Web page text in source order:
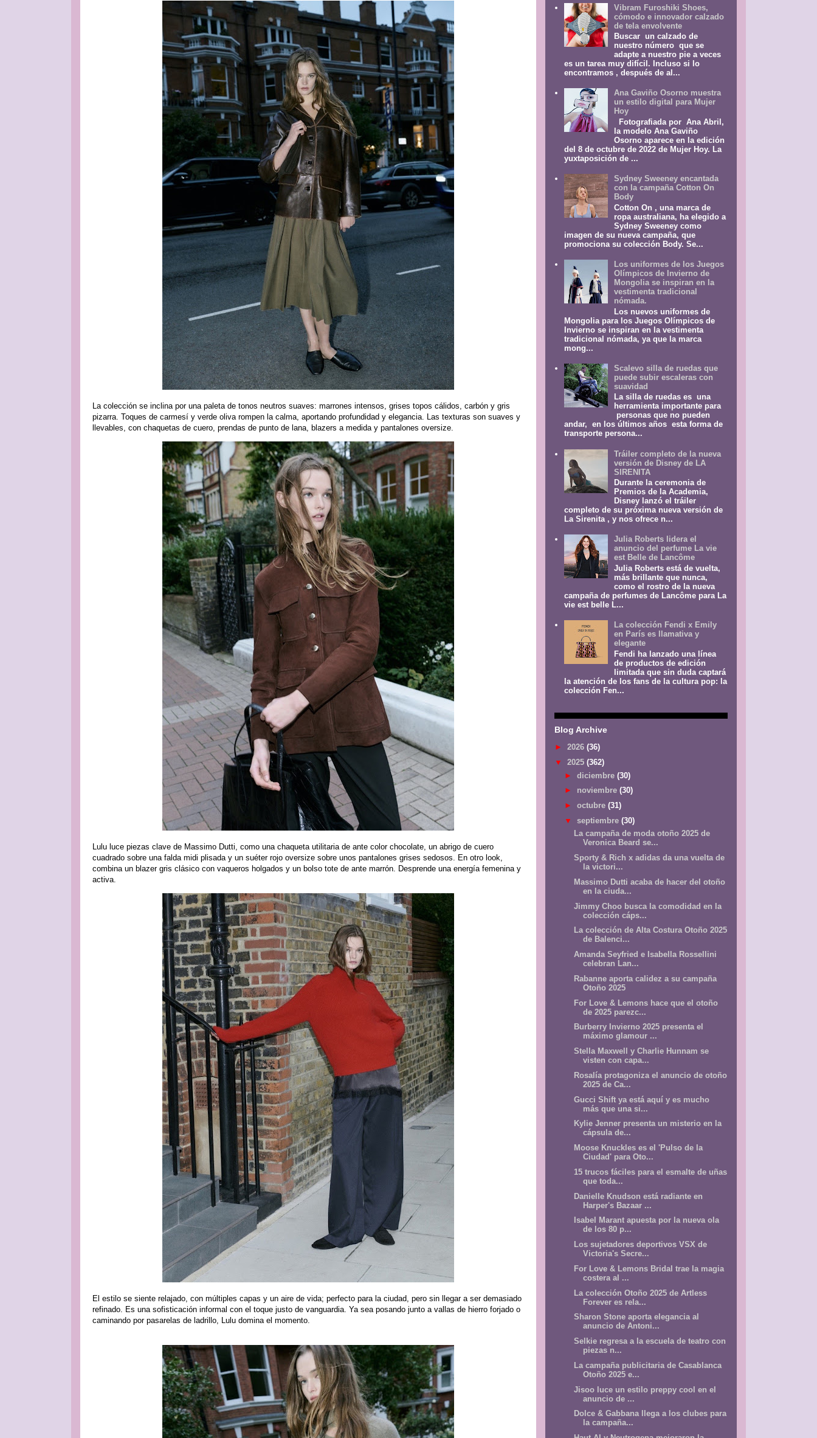
La colección se inclina por una paleta de tonos neutros suaves: marrones intensos, grises topos cálidos, carbón y gris
pizarra. Toques de carmesí y verde oliva rompen la calma, aportando profundidad y elegancia. Las texturas son suaves y
llevables, con chaquetas de cuero, prendas de punto de lana, blazers a medida y pantalones oversize.
Lulu luce piezas clave de Massimo Dutti, como una chaqueta utilitaria de ante color chocolate, un abrigo de cuero
cuadrado sobre una falda midi plisada y un suéter rojo oversize sobre unos pantalones grises sedosos. En otro look,
combina un blazer gris clásico con vaqueros holgados y un bolso tote de ante marrón. Desprende una energía femenina y
activa.
El estilo se siente relajado, con múltiples capas y un aire de vida; perfecto para la ciudad, pero sin llegar a ser demasiado
refinado. Es una sofisticación informal con el toque justo de vanguardia. Ya sea posando junto a vallas de hierro forjado o
caminando por pasarelas de ladrillo, Lulu domina el momento.
Vibram Furoshiki Shoes,
cómodo e innovador calzado
de tela envolvente
Buscar un calzado de
nuestro número que se
adapte a nuestro pie a veces
es un tarea muy difícil. Incluso si lo
encontramos , después de al...
Ana Gaviño Osorno muestra
un estilo digital para Mujer
Hoy
Fotografiada por Ana Abril,
la modelo Ana Gaviño
Osorno aparece en la edición
del 8 de octubre de 2022 de Mujer Hoy. La
yuxtaposición de ...
Sydney Sweeney encantada
con la campaña Cotton On
Body
Cotton On , una marca de
ropa australiana, ha elegido a
Sydney Sweeney como
imagen de su nueva campaña, que
promociona su colección Body. Se...
Los uniformes de los Juegos
Olímpicos de Invierno de
Mongolia se inspiran en la
vestimenta tradicional
nómada.
Los nuevos uniformes de
Mongolia para los Juegos Olímpicos de
Invierno se inspiran en la vestimenta
tradicional nómada, ya que la marca
mong...
Scalevo silla de ruedas que
puede subir escaleras con
suavidad
La silla de ruedas es una
herramienta importante para
personas que no pueden
andar, en los últimos años esta forma de
transporte persona...
Tráiler completo de la nueva
versión de Disney de LA
SIRENITA
Durante la ceremonia de
Premios de la Academia,
Disney lanzó el tráiler
completo de su próxima nueva versión de
La Sirenita , y nos ofrece n...
Julia Roberts lidera el
anuncio del perfume La vie
est Belle de Lancôme
Julia Roberts está de vuelta,
más brillante que nunca,
como el rostro de la nueva
campaña de perfumes de Lancôme para La
vie est belle L...
La colección Fendi x Emily
en París es llamativa y
elegante
Fendi ha lanzado una línea
de productos de edición
limitada que sin duda captará
la atención de los fans de la cultura pop: la
colección Fen...
Blog Archive
► 2026 (36)
▼ 2025 (362)
► diciembre (30)
► noviembre (30)
► octubre (31)
▼ septiembre (30)
La campaña de moda otoño 2025 de
Veronica Beard se...
Sporty & Rich x adidas da una vuelta de
la victori...
Massimo Dutti acaba de hacer del otoño
en la ciuda...
Jimmy Choo busca la comodidad en la
colección cáps...
La colección de Alta Costura Otoño 2025
de Balenci...
Amanda Seyfried e Isabella Rossellini
celebran Lan...
Rabanne aporta calidez a su campaña
Otoño 2025
For Love & Lemons hace que el otoño
de 2025 parezc...
Burberry Invierno 2025 presenta el
máximo glamour ...
Stella Maxwell y Charlie Hunnam se
visten con capa...
Rosalía protagoniza el anuncio de otoño
2025 de Ca...
Gucci Shift ya está aquí y es mucho
más que una si...
Kylie Jenner presenta un misterio en la
cápsula de...
Moose Knuckles es el 'Pulso de la
Ciudad' para Oto...
15 trucos fáciles para el esmalte de uñas
que toda...
Danielle Knudson está radiante en
Harper's Bazaar ...
Isabel Marant apuesta por la nueva ola
de los 80 p...
Los sujetadores deportivos VSX de
Victoria's Secre...
For Love & Lemons Bridal trae la magia
costera al ...
La colección Otoño 2025 de Artless
Forever es rela...
Sharon Stone aporta elegancia al
anuncio de Antoni...
Selkie regresa a la escuela de teatro con
piezas n...
La campaña publicitaria de Casablanca
Otoño 2025 e...
Jisoo luce un estilo preppy cool en el
anuncio de ...
Dolce & Gabbana llega a los clubes para
la campaña...